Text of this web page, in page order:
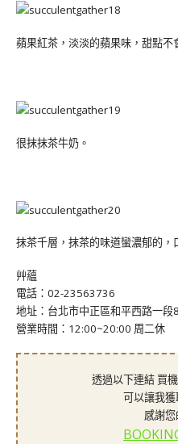
蘋果紅茶，淡淡的蘋果味，甜點不
很抹抹茶牛奶。
抹茶千層，抹茶的味道蠻濃郁的，
艸蘊
電話：02-23563736
地址：台北市中正區和平西路一段
營業時間：12:00~20:00 周二休
透過以下連結 買
可以讓我獲
感謝您